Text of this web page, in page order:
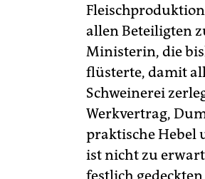
allen Beteiligten
Ministerin, die
flüsterte, damit
Schweinerei
Werkvertrag,
praktische Hebel
ist nicht zu
festlich